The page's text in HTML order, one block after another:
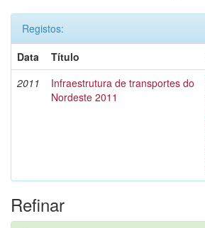
Registos:
Data
Título
2011
Infraestrutura de transportes do
Nordeste 2011
Refinar